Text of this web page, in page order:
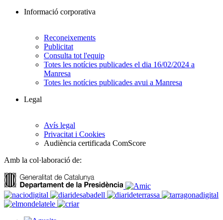
Informació corporativa
Reconeixements
Publicitat
Consulta tot l'equip
Totes les notícies publicades el dia 16/02/2024 a
Manresa
Totes les notícies publicades avui a Manresa
Legal
Avís legal
Privacitat i Cookies
Audiència certificada ComScore
Amb la col·laboració de: